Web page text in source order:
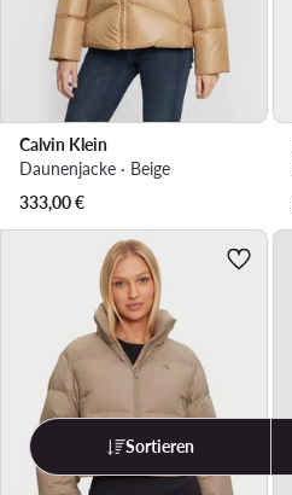
Calvin Klein
Daunenjacke · Beige
333,00€
Sortieren